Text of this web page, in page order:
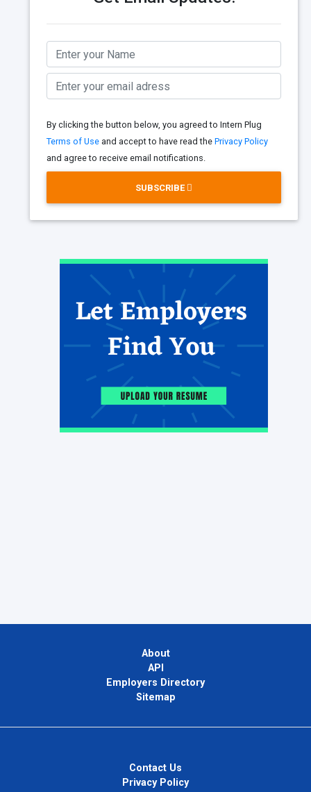
By clicking the button below, you agreed to Intern Plug
Terms of Use and accept to have read the Privacy Policy
and agree to receive email notifications.
SUBSCRIBE
About
API
Employers Directory
Sitemap
Contact Us
Privacy Policy